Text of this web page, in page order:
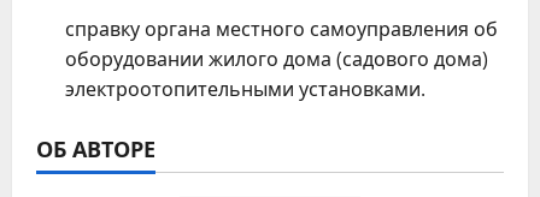
справку органа местного самоуправления об
оборудовании жилого дома (садового дома)
электроотопительными установками.
ОБ АВТОРЕ